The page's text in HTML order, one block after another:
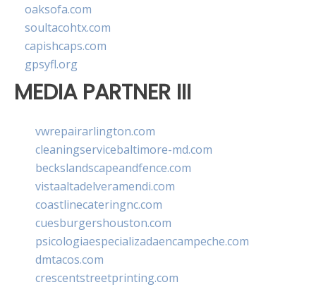
oaksofa.com
soultacohtx.com
capishcaps.com
gpsyfl.org
MEDIA PARTNER III
vwrepairarlington.com
cleaningservicebaltimore-md.com
beckslandscapeandfence.com
vistaaltadelveramendi.com
coastlinecateringnc.com
cuesburgershouston.com
psicologiaespecializadaencampeche.com
dmtacos.com
crescentstreetprinting.com